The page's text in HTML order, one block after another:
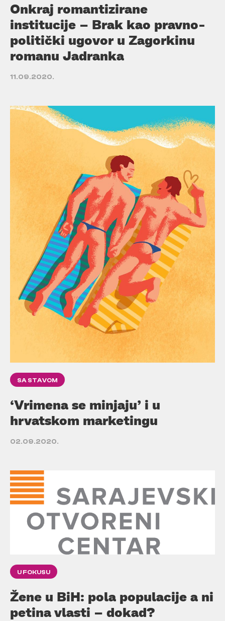
Onkraj romantizirane
institucije – Brak kao pravno-
politički ugovor u Zagorkinu
romanu Jadranka
11.09.2020.
SA STAVOM
‘Vrimena se minjaju’ i u
hrvatskom marketingu
02.09.2020.
U FOKUSU
Žene u BiH: pola populacije a ni
petina vlasti – dokad?